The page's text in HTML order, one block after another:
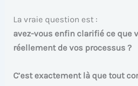
La vraie question est :
avez-vous enfin clarifié ce que
réellement de vos processus ?
C’est exactement là que tout